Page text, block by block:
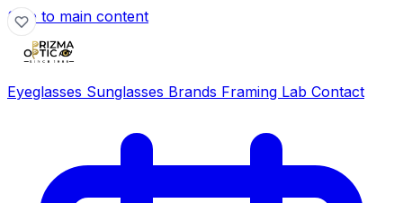
Skip to main content
Eyeglasses Sunglasses Brands Framing Lab Contact